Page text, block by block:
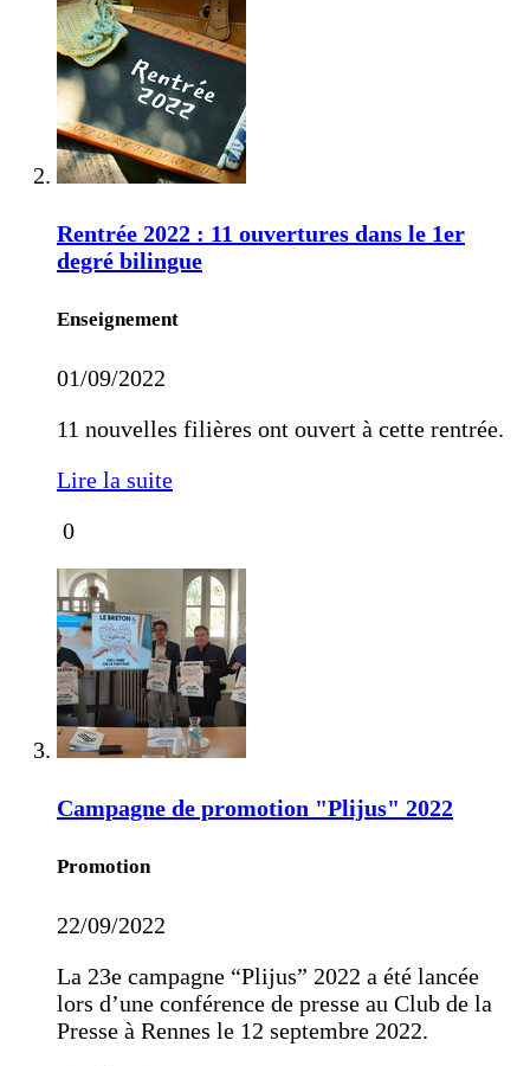
Rentrée 2022 : 11 ouvertures dans le 1er
degré bilingue
Enseignement
01/09/2022
11 nouvelles filières ont ouvert à cette rentrée.
Lire la suite
0
Campagne de promotion "Plijus" 2022
Promotion
22/09/2022
La 23e campagne “Plijus” 2022 a été lancée
lors d’une conférence de presse au Club de la
Presse à Rennes le 12 septembre 2022.